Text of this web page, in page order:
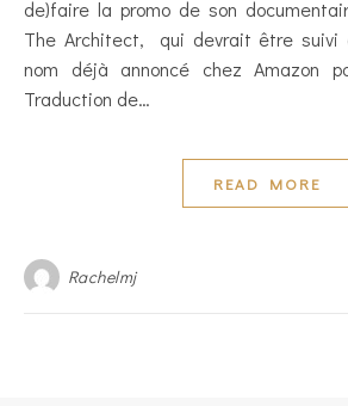
de)faire la promo de son
The Architect, qui devrait être suivi
nom déjà annoncé chez Amazon
Traduction de…
READ MORE
Rachelmj